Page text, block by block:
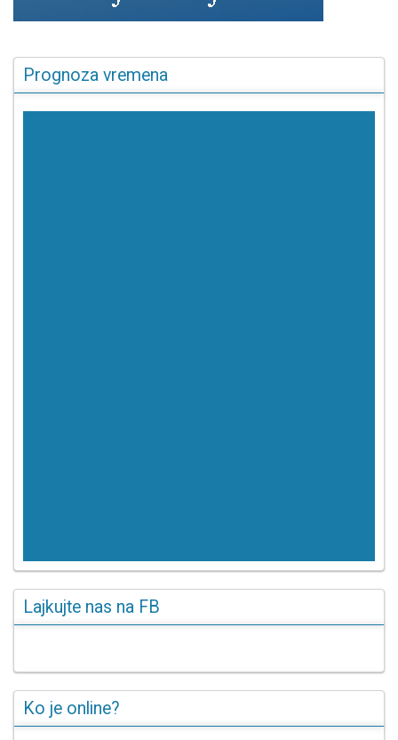
Prognoza vremena
Lajkujte nas na FB
Ko je online?